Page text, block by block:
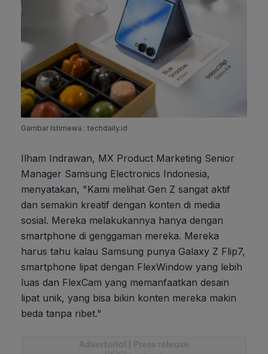
Gambar Istimewa : techdaily.id
Ilham Indrawan, MX Product Marketing Senior
Manager Samsung Electronics Indonesia,
menyatakan, "Kami melihat Gen Z sangat aktif
dan semakin kreatif dengan konten di media
sosial. Mereka melakukannya hanya dengan
smartphone di genggaman mereka. Mereka
harus tahu kalau Samsung punya Galaxy Z Flip7,
smartphone lipat dengan FlexWindow yang lebih
luas dan FlexCam yang memanfaatkan desain
lipat unik, yang bisa bikin konten mereka makin
beda tanpa ribet."